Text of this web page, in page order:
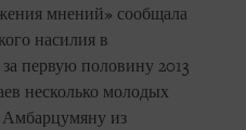
мнений» сообщала
насилия в
первую половину 2013
несколько молодых
из